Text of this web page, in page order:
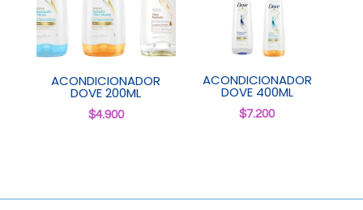
ACONDICIONADOR
DOVE 200ML
$4.900
ACONDICIONADOR
DOVE 400ML
$7.200